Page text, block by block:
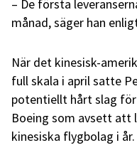
– De första
månad, säger han
När det kinesisk-
full skala i april satte
potentiellt hårt slag
Boeing som avsett att
kinesiska flygbolag i år.